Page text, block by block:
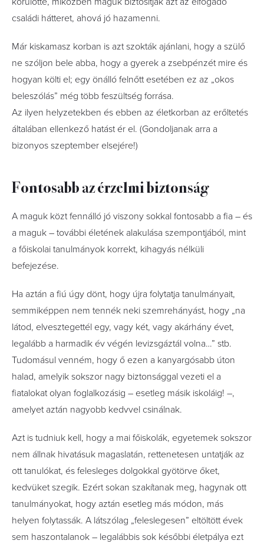
családi hátteret, ahová jó hazamenni.
Már kiskamasz korban is azt szokták ajánlani, hogy a szülő
ne szóljon bele abba, hogy a gyerek a zsebpénzét mire és
hogyan költi el; egy önálló felnőtt esetében ez az „okos
beleszólás” még több feszültség forrása.
Az ilyen helyzetekben és ebben az életkorban az erőltetés
általában ellenkező hatást ér el. (Gondoljanak arra a
bizonyos szeptember elsejére!)
Fontosabb az érzelmi biztonság
A maguk közt fennálló jó viszony sokkal fontosabb a fia – és
a maguk – további életének alakulása szempontjából, mint
a főiskolai tanulmányok korrekt, kihagyás nélküli
befejezése.
Ha aztán a fiú úgy dönt, hogy újra folytatja tanulmányait,
semmiképpen nem tennék neki szemrehányást, hogy „na
látod, elvesztegettél egy, vagy két, vagy akárhány évet,
legalább a harmadik év végén levizsgáztál volna…” stb.
Tudomásul venném, hogy ő ezen a kanyargósabb úton
halad, amelyik sokszor nagy biztonsággal vezeti el a
fiatalokat olyan foglalkozásig – esetleg másik iskoláig! –,
amelyet aztán nagyobb kedvvel csinálnak.
Azt is tudniuk kell, hogy a mai főiskolák, egyetemek sokszor
nem állnak hivatásuk magaslatán, rettenetesen untatják az
ott tanulókat, és felesleges dolgokkal gyötörve őket,
kedvüket szegik. Ezért sokan szakítanak meg, hagynak ott
tanulmányokat, hogy aztán esetleg más módon, más
helyen folytassák. A látszólag „feleslegesen” eltöltött évek
sem haszontalanok – legalábbis sok későbbi életpálya ezt